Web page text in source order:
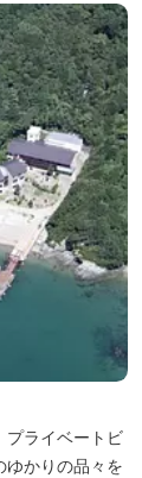
プライベートビ
ゆかりの品々を